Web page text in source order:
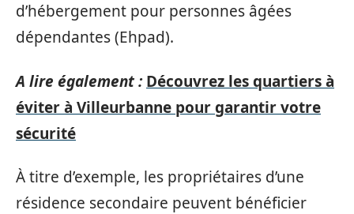
d’hébergement pour personnes âgées
dépendantes (Ehpad).
A lire également : Découvrez les quartiers à
éviter à Villeurbanne pour garantir votre
sécurité
À titre d’exemple, les propriétaires d’une
résidence secondaire peuvent bénéficier